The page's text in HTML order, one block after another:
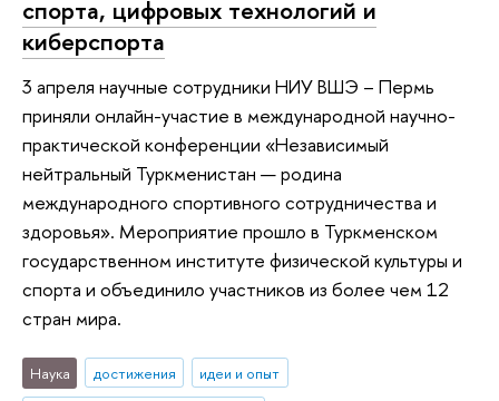
спорта, цифровых технологий и
киберспорта
3 апреля научные сотрудники НИУ ВШЭ – Пермь
приняли онлайн-участие в международной научно-
практической конференции «Независимый
нейтральный Туркменистан — родина
международного спортивного сотрудничества и
здоровья». Мероприятие прошло в Туркменском
государственном институте физической культуры и
спорта и объединило участников из более чем 12
стран мира.
Наука достижения
идеи и опыт